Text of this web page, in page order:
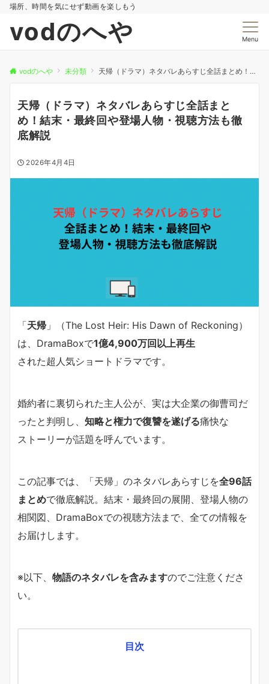
場所、時間を気にせず動画を楽しもう
vodのへや Menu
vodのへや 未分類 天帰（ドラマ）ネタバレあらすじ全話まとめ！結末・最終回や登場人物・視聴方法も徹底解説
天帰（ドラマ）ネタバレあらすじ全話まと
め！結末・最終回や登場人物・視聴方法も徹
底解説
2026年4月4日
「天帰 」（The Lost Heir: His Dawn of Reckoning）
は、DramaBoxで1億4,900万回以上再生
された超人気ショートドラマです。
婚約者に裏切られた主人公が、実は大企業の御曹司だ
ったと判明し、 知略と権力で復讐を遂げる痛快な
ストーリーが話題を呼んでいます。
この記事では、「天帰」のネタバレあらすじを全96話
まとめで徹底解説。結末・最終回の展開、登場人物の
相関図、DramaBoxでの視聴方法まで、全ての情報を
お届けします。
※以下、 物語のネタバレを含みますのでご注意くださ
い。
目次